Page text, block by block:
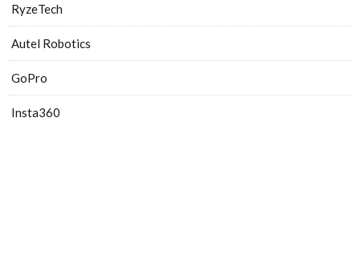
RyzeTech
Autel Robotics
GoPro
Insta360